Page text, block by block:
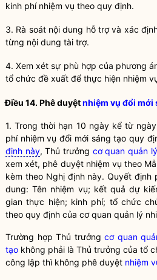
kinh phí nhiệm vụ theo quy định.
3. Rà soát nội dung hỗ trợ và xác
từng nội dung tài trợ.
4. Xem xét sự phù hợp của phương
tổ chức đề xuất để thực hiện nhiệm
Điều 14. Phê duyệtnhiệm vụ đổi mới
1. Trong thời hạn 10 ngày kể từ
phí nhiệm vụ đổi mới sáng tạo quy
định này, Thủ trưởng cơ quan quản
xem xét, phê duyệt nhiệm vụ theo
kèm theo Nghị định này. Quyết
dung: Tên nhiệm vụ; kết quả dự
gian thực hiện; kinh phí; tổ chức
theo quy định của cơ quan quản lý
Trường hợp Thủ trưởng cơ quan
tạo không phải là Thủ trưởng của tổ
công lập thì không phê duyệt nhiệm